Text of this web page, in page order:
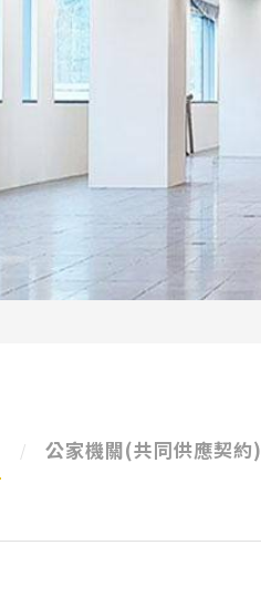
公家機關(共同供應契約)